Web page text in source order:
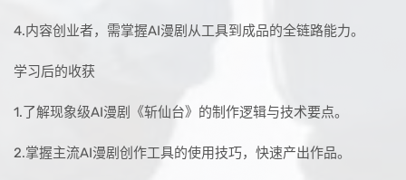
4.内容创业者，需掌握AI漫剧从工具到成品的全链路能力。
学习后的收获
1.了解现象级AI漫剧《斩仙台》的制作逻辑与技术要点。
2.掌握主流AI漫剧创作工具的使用技巧，快速产出作品。